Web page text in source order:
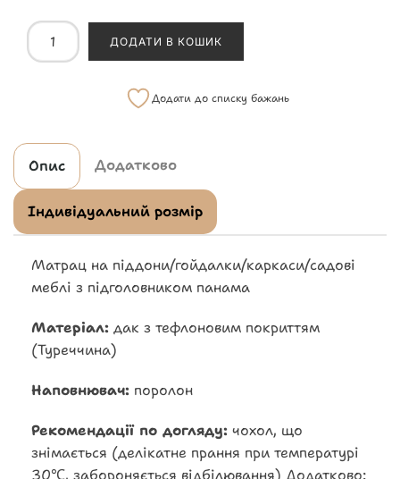
ДОДАТИ В КОШИК
Додати до списку бажань
Опис Додатково
Індивідуальний розмір
Матрац на піддони/гойдалки/каркаси/садові
меблі з підголовником панама
Матеріал: дак з тефлоновим покриттям
(Туреччина)
Наповнювач: поролон
Рекомендації по догляду: чохол, що
знімається (делікатне прання при температурі
30℃, забороняється відбілювання) Додатково: